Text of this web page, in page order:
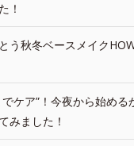
！
う秋冬ベースメイク
ケア”！今夜から始める
みました！